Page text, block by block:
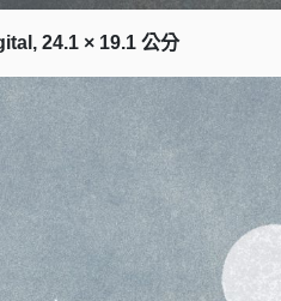
24.1 × 19.1 公分